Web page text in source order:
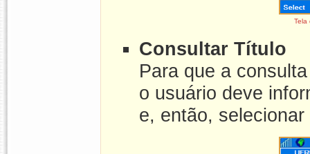
Tela
Consultar Título
Para que a
o usuário deve
e, então,